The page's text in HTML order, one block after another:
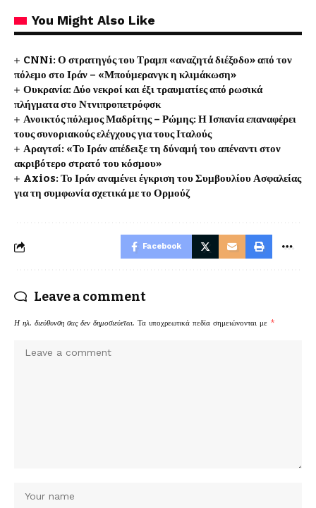
You Might Also Like
CNNi: Ο στρατηγός του Τραμπ «αναζητά διέξοδο» από τον
πόλεμο στο Ιράν – «Μπούμερανγκ η κλιμάκωση»
Ουκρανία: Δύο νεκροί και έξι τραυματίες από ρωσικά
πλήγματα στο Ντνιπροπετρόφσκ
Ανοικτός πόλεμος Μαδρίτης – Ρώμης: Η Ισπανία επαναφέρει
τους συνοριακούς ελέγχους για τους Ιταλούς
Αραγτσί: «Το Ιράν απέδειξε τη δύναμή του απέναντι στον
ακριβότερο στρατό του κόσμου»
Axios: Το Ιράν αναμένει έγκριση του Συμβουλίου Ασφαλείας
για τη συμφωνία σχετικά με το Ορμούζ
Facebook
Leave a comment
Η ηλ. διεύθυνση σας δεν δημοσιεύεται. Τα υποχρεωτικά πεδία σημειώνονται με *